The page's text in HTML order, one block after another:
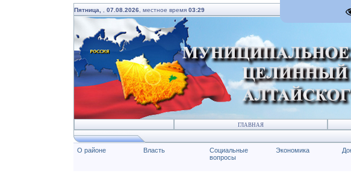
Пятница, 07.08.2026 , местное время 03:29
ГЛАВНАЯ
О районе Власть
Социальные
вопросы
Экономика